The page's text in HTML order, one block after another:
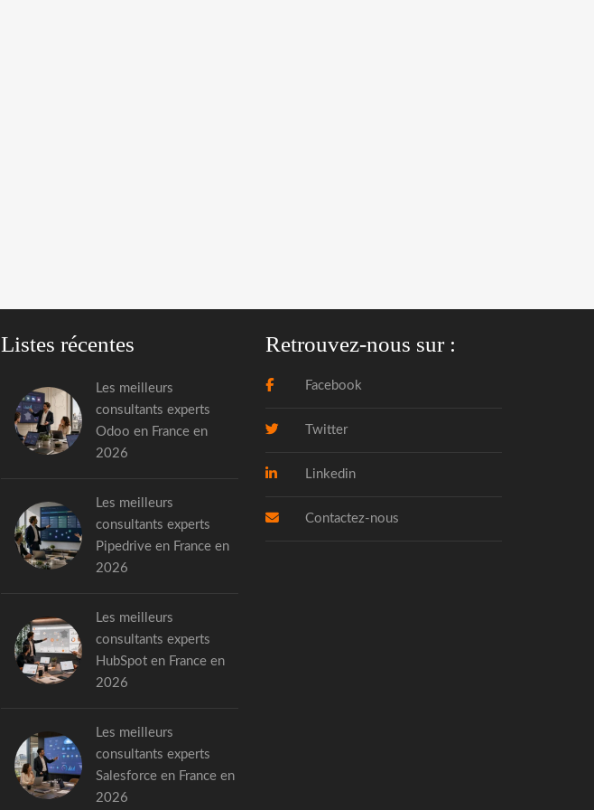
Listes récentes
Les meilleurs
consultants experts
Odoo en France en
2026
Les meilleurs
consultants experts
Pipedrive en France en
2026
Les meilleurs
consultants experts
HubSpot en France en
2026
Les meilleurs
consultants experts
Salesforce en France en
2026
Retrouvez-nous sur :
Facebook
Twitter
Linkedin
Contactez-nous